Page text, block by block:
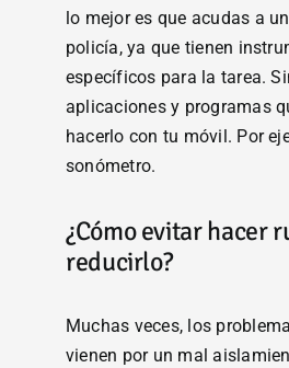
lo mejor es que acudas a
policía, ya que tienen
específicos para la tarea.
aplicaciones y programas
hacerlo con tu móvil. Por
sonómetro.
¿Cómo evitar hacer
reducirlo?
Muchas veces, los
vienen por un mal